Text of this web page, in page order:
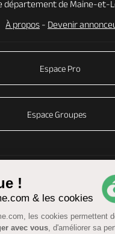
!
& les cookies
les cookies permettent
avec vous, d'améliorer sa
département de Maine-et-
À propos - Devenir
Espace Pro
Espace Groupes
légales Données personnelles-
-Accessibilité :